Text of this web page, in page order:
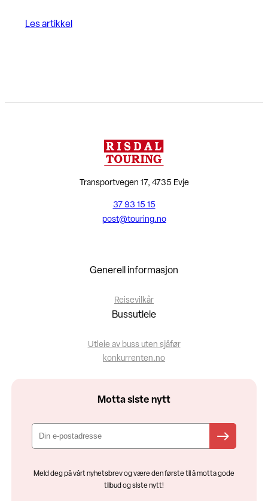
Les artikkel
Transportvegen 17, 4735 Evje
37 93 15 15
post@touring.no
Generell informasjon
Reisevilkår
Bussutleie
Utleie av buss uten sjåfør
konkurrenten.no
Motta siste nytt
Meld deg på vårt nyhetsbrev og være den første til å motta gode
tilbud og siste nytt!